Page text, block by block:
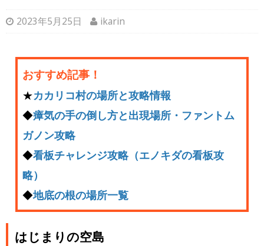
2023年5月25日 ikarin
おすすめ記事！
★カカリコ村の場所と攻略情報
◆瘴気の手の倒し方と出現場所・ファントム
ガノン攻略
◆看板チャレンジ攻略（エノキダの看板攻
略）
◆地底の根の場所一覧
はじまりの空島